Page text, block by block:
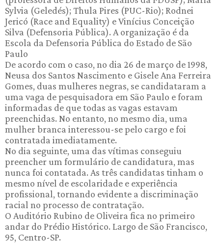
Sylvia (Geledés); Thula Pires (PUC-Rio); Rodnei
Jericó (Race and Equality) e Vinícius Conceição
Silva (Defensoria Pública). A organização é da
Escola da Defensoria Pública do Estado de São
Paulo
De acordo com o caso, no dia 26 de março de 1998,
Neusa dos Santos Nascimento e Gisele Ana Ferreira
Gomes, duas mulheres negras, se candidataram a
uma vaga de pesquisadora em São Paulo e foram
informadas de que todas as vagas estavam
preenchidas. No entanto, no mesmo dia, uma
mulher branca interessou-se pelo cargo e foi
contratada imediatamente.
No dia seguinte, uma das vítimas conseguiu
preencher um formulário de candidatura, mas
nunca foi contatada. As três candidatas tinham o
mesmo nível de escolaridade e experiência
profissional, tornando evidente a discriminação
racial no processo de contratação.
O Auditório Rubino de Oliveira fica no primeiro
andar do Prédio Histórico. Largo de São Francisco,
95, Centro-SP.